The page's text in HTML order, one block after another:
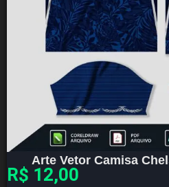
Arte Vetor Camisa
R$ 12,00